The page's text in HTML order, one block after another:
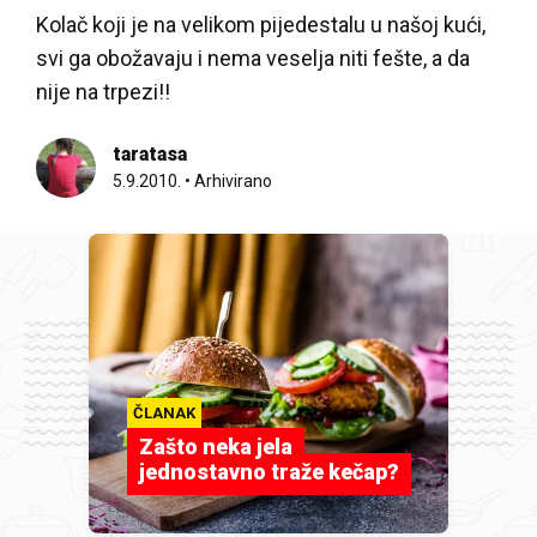
Kolač koji je na velikom pijedestalu u našoj kući,
svi ga obožavaju i nema veselja niti fešte, a da
nije na trpezi!!
taratasa
5.9.2010. • Arhivirano
ČLANAK
Zašto neka jela
jednostavno traže kečap?